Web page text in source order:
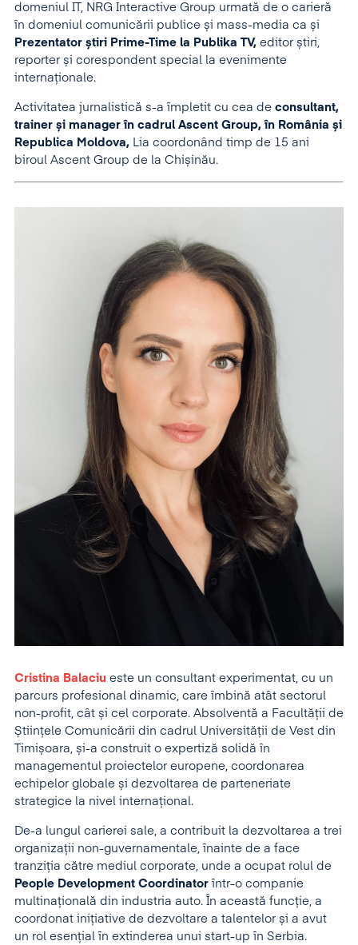
domeniul IT, NRG Interactive Group urmată de o carieră
în domeniul comunicării publice și mass-media ca și
Prezentator știri Prime-Time la Publika TV, editor știri,
reporter și corespondent special la evenimente
internaționale.
Activitatea jurnalistică s-a împletit cu cea de consultant,
trainer și manager în cadrul Ascent Group, în România și
Republica Moldova, Lia coordonând timp de 15 ani
biroul Ascent Group de la Chișinău.
Cristina Balaciu este un consultant experimentat, cu un
parcurs profesional dinamic, care îmbină atât sectorul
non-profit, cât și cel corporate. Absolventă a Facultății de
Științele Comunicării din cadrul Universității de Vest din
Timișoara, și-a construit o expertiză solidă în
managementul proiectelor europene, coordonarea
echipelor globale și dezvoltarea de parteneriate
strategice la nivel internațional.
De-a lungul carierei sale, a contribuit la dezvoltarea a trei
organizații non-guvernamentale, înainte de a face
tranziția către mediul corporate, unde a ocupat rolul de
People Development Coordinator într-o companie
multinațională din industria auto. În această funcție, a
coordonat inițiative de dezvoltare a talentelor și a avut
un rol esențial în extinderea unui start-up în Serbia.